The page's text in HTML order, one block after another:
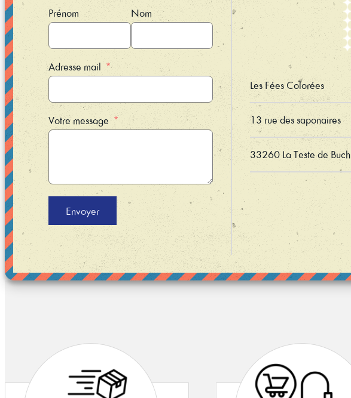
Prénom Nom
Adresse mail
Votre message
Envoyer
Les Fées Colorées
13 rue des saponaires
33260 La Teste de Buch